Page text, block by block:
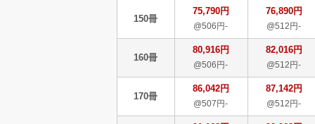
150冊
75,790円
@506円-
76,890円
@512円-
160冊
80,916円
@506円-
82,016円
@512円-
170冊
86,042円
@507円-
87,142円
@512円-